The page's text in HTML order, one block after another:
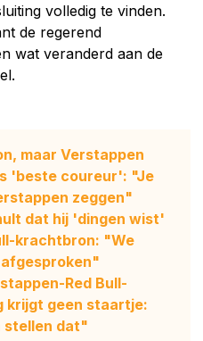
volledig te vinden.
de regerend
wat veranderd aan de
maar Verstappen
'beste coureur': "Je
zeggen"
dat hij 'dingen wist'
krachtbron: "We
Red Bull-
krijgt geen staartje:
stellen dat"